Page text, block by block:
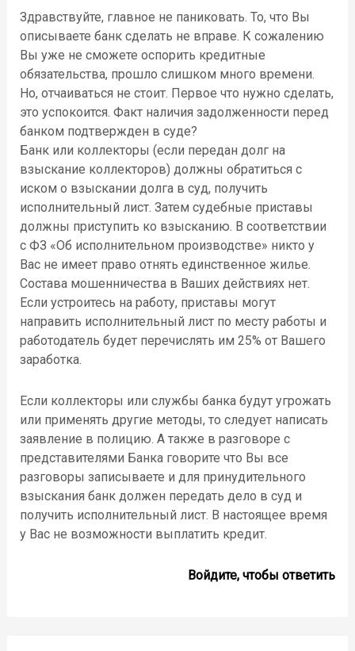
Здравствуйте, главное не паниковать. То, что Вы
описываете банк сделать не вправе. К сожалению
Вы уже не сможете оспорить кредитные
обязательства, прошло слишком много времени.
Но, отчаиваться не стоит. Первое что нужно сделать,
это успокоится. Факт наличия задолженности перед
банком подтвержден в суде?
Банк или коллекторы (если передан долг на
взыскание коллекторов) должны обратиться с
иском о взыскании долга в суд, получить
исполнительный лист. Затем судебные приставы
должны приступить ко взысканию. В соответствии
с ФЗ «Об исполнительном производстве» никто у
Вас не имеет право отнять единственное жилье.
Состава мошенничества в Ваших действиях нет.
Если устроитесь на работу, приставы могут
направить исполнительный лист по месту работы и
работодатель будет перечислять им 25% от Вашего
заработка.
Если коллекторы или службы банка будут угрожать
или применять другие методы, то следует написать
заявление в полицию. А также в разговоре с
представителями Банка говорите что Вы все
разговоры записываете и для принудительного
взыскания банк должен передать дело в суд и
получить исполнительный лист. В настоящее время
у Вас не возможности выплатить кредит.
Войдите, чтобы ответить